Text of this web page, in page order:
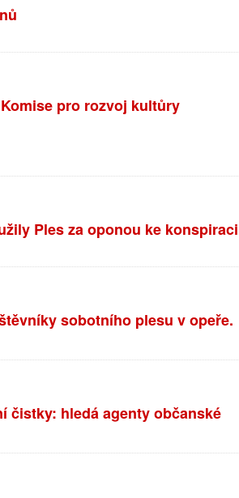
pro rozvoj kultůry
Ples za oponou ke konspiraci
sobotního plesu v opeře.
čistky: hledá agenty občanské